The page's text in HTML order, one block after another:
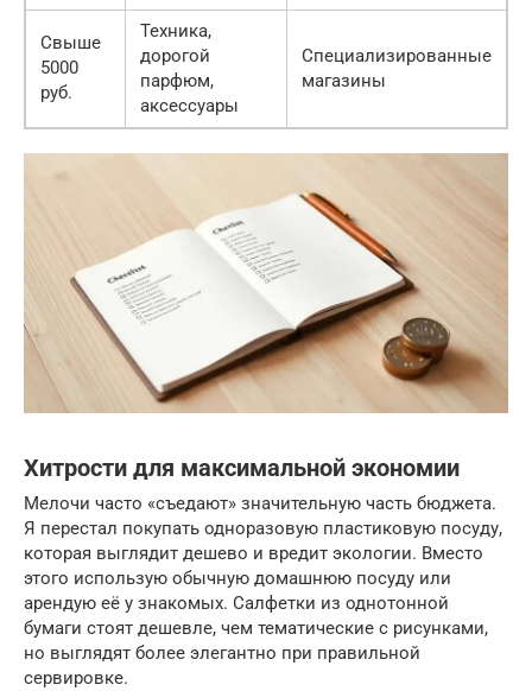
Свыше
5000
руб.
Техника,
дорогой
парфюм,
аксессуары
Специализированные
магазины
Хитрости для максимальной экономии
Мелочи часто «съедают» значительную часть бюджета.
Я перестал покупать одноразовую пластиковую посуду,
которая выглядит дешево и вредит экологии. Вместо
этого использую обычную домашнюю посуду или
арендую её у знакомых. Салфетки из однотонной
бумаги стоят дешевле, чем тематические с рисунками,
но выглядят более элегантно при правильной
сервировке.